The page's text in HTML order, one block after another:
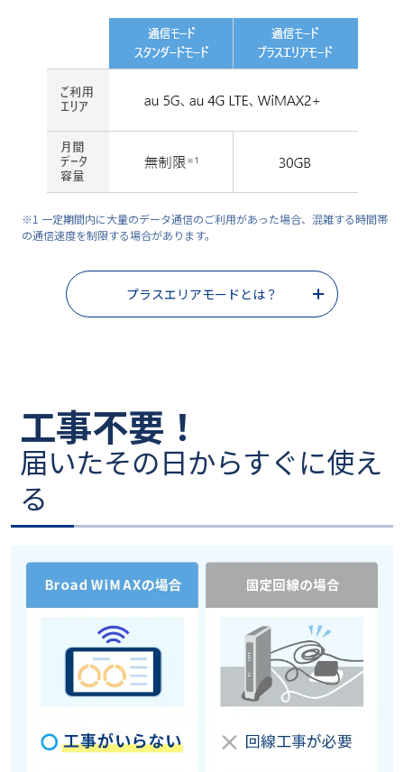
※1 一定期間内に大量のデータ通信のご利用があった場合、混雑する時間帯
の通信速度を制限する場合があります。
プラスエリアモードとは？
工事不要！
届いたその日からすぐに使え
る